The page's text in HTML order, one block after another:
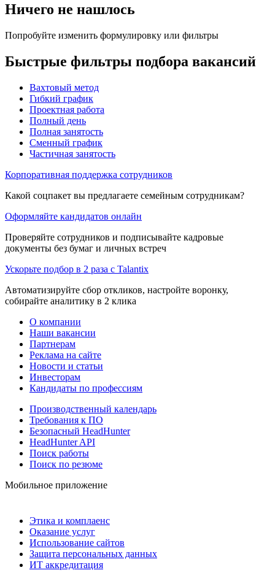
Ничего не нашлось
Попробуйте изменить формулировку или фильтры
Быстрые фильтры подбора вакансий
Вахтовый метод
Гибкий график
Проектная работа
Полный день
Полная занятость
Сменный график
Частичная занятость
Корпоративная поддержка сотрудников
Какой соцпакет вы предлагаете семейным сотрудникам?
Оформляйте кандидатов онлайн
Проверяйте сотрудников и подписывайте кадровые
документы без бумаг и личных встреч
Ускорьте подбор в 2 раза с Talantix
Автоматизируйте сбор откликов, настройте воронку,
собирайте аналитику в 2 клика
О компании
Наши вакансии
Партнерам
Реклама на сайте
Новости и статьи
Инвесторам
Кандидаты по профессиям
Производственный календарь
Требования к ПО
Безопасный HeadHunter
HeadHunter API
Поиск работы
Поиск по резюме
Мобильное приложение
Этика и комплаенс
Оказание услуг
Использование сайтов
Защита персональных данных
ИТ аккредитация